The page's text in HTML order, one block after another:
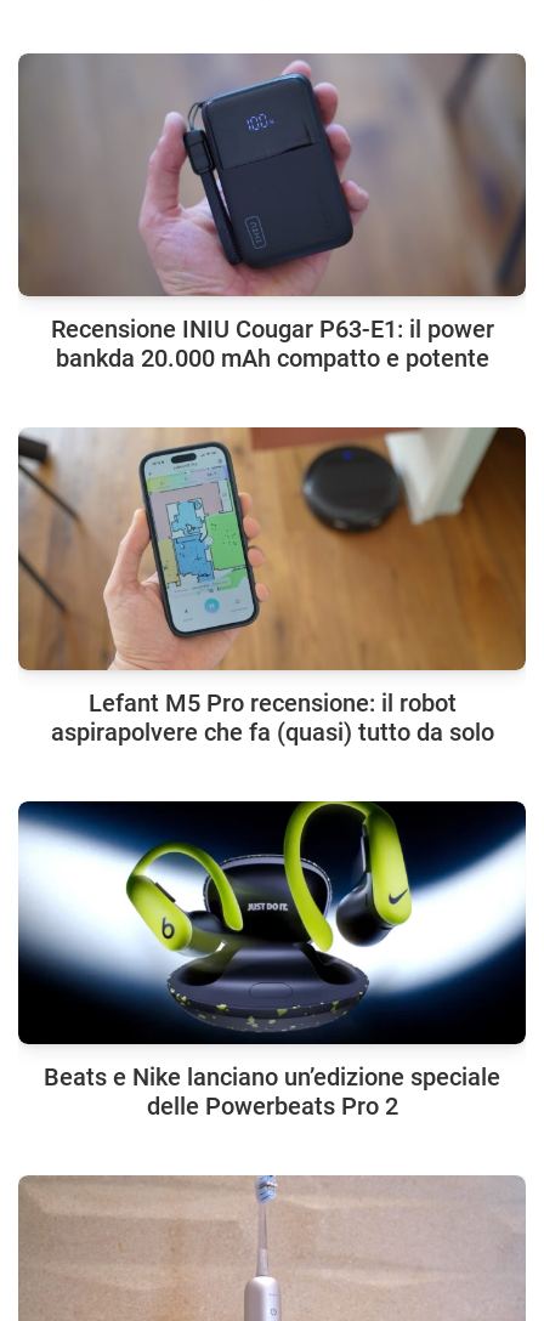
Recensione INIU Cougar P63-E1: il power
bankda 20.000 mAh compatto e potente
Lefant M5 Pro recensione: il robot
aspirapolvere che fa (quasi) tutto da solo
Beats e Nike lanciano un’edizione speciale
delle Powerbeats Pro 2